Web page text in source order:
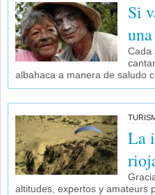
Si
Cada
albahaca a manera de saludo
La
altitudes, expertos y amateurs